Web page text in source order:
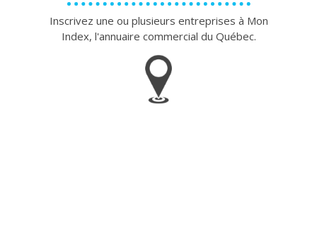
Inscrivez une ou plusieurs entreprises à Mon
Index, l'annuaire commercial du Québec.